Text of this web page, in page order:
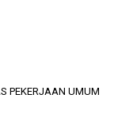
PEKERJAAN UMUM